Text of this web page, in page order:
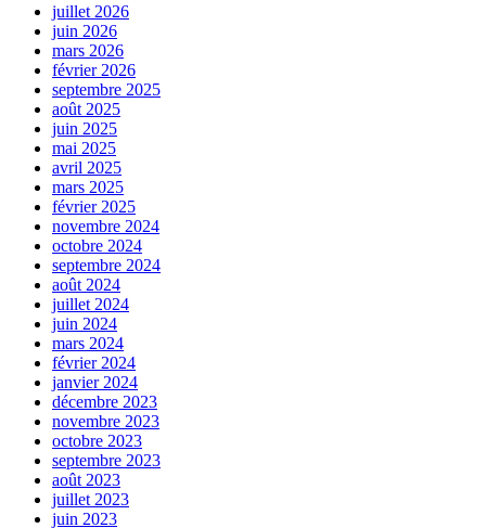
juillet 2026
juin 2026
mars 2026
février 2026
septembre 2025
août 2025
juin 2025
mai 2025
avril 2025
mars 2025
février 2025
novembre 2024
octobre 2024
septembre 2024
août 2024
juillet 2024
juin 2024
mars 2024
février 2024
janvier 2024
décembre 2023
novembre 2023
octobre 2023
septembre 2023
août 2023
juillet 2023
juin 2023